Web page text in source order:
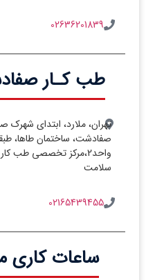
02636201839
طب کـار
تهران، ملارد، ابتدای شهرک
صفادشت، ساختمان طاها،
واحد2،مرکز تخصصی طب
سلامت
02165439455
ساعات کاری